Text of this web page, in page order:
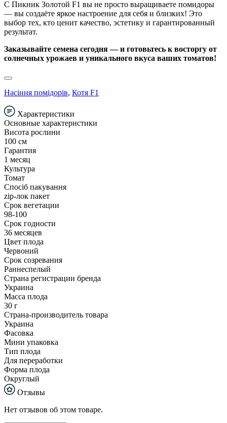
С Пикник Золотой F1 вы не просто выращиваете помидоры
— вы создаёте яркое настроение для себя и близких! Это
выбор тех, кто ценит качество, эстетику и гарантированный
результат.
Заказывайте семена сегодня — и готовьтесь к восторгу от
солнечных урожаев и уникального вкуса ваших томатов!
Насіння помідорів, Котя F1
Характеристики
Основные характеристики
Висота рослини
100 см
Гарантия
1 месяц
Культура
Томат
Спосіб пакування
zip-лок пакет
Срок вегетации
98-100
Срок годности
36 месяцев
Цвет плода
Червоний
Срок созревания
Раннеспелый
Страна регистрации бренда
Украина
Масса плода
30 г
Страна-производитель товара
Украина
Фасовка
Мини упаковка
Тип плода
Для переработки
Форма плода
Округлый
Отзывы
Нет отзывов об этом товаре.